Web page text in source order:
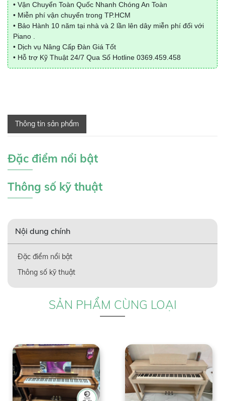
• Vận Chuyển Toàn Quốc Nhanh Chóng An Toàn
• Miễn phí vận chuyển trong TP.HCM
• Bảo Hành 10 năm tại nhà và 2 lần lên dây miễn phí đối với
Piano .
• Dịch vụ Nâng Cấp Đàn Giá Tốt
• Hỗ trợ Kỹ Thuật 24/7 Qua Số Hotline 0369.459.458
Thông tin sản phẩm
Đặc điểm nổi bật
Thông số kỹ thuật
Nội dung chính
Đặc điểm nổi bật
Thông số kỹ thuật
SẢN PHẨM CÙNG LOẠI